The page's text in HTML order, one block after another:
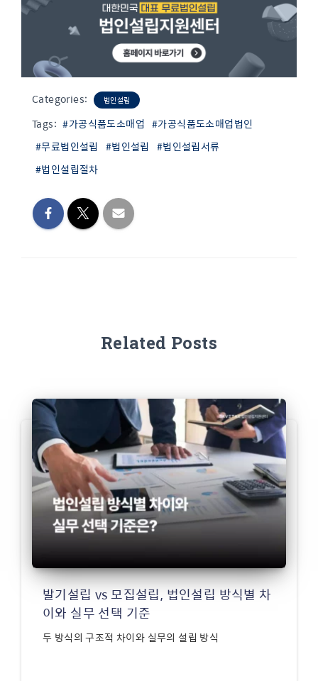
Categories: 법인설립
Tags: #가공식품도소매업 #가공식품도소매업법인
#무료법인설립 #법인설립 #법인설립서류
#법인설립절차
Related Posts
발기설립 vs 모집설립, 법인설립 방식별 차
이와 실무 선택 기준
두 방식의 구조적 차이와 실무의 설립 방식